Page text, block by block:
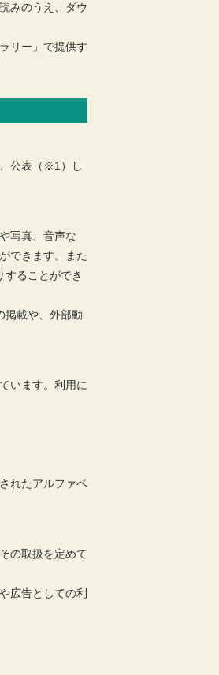
みのうえ、ダウ
リー」で提供す
公表（※1）し
写真、音声な
できます。また
ることができ
掲載や、外部動
います。利用に
れたアルファベ
の取扱を定めて
広告としての利